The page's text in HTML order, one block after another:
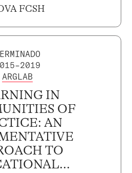
FCSH
ARGLAB
IN
OF
AN
TO